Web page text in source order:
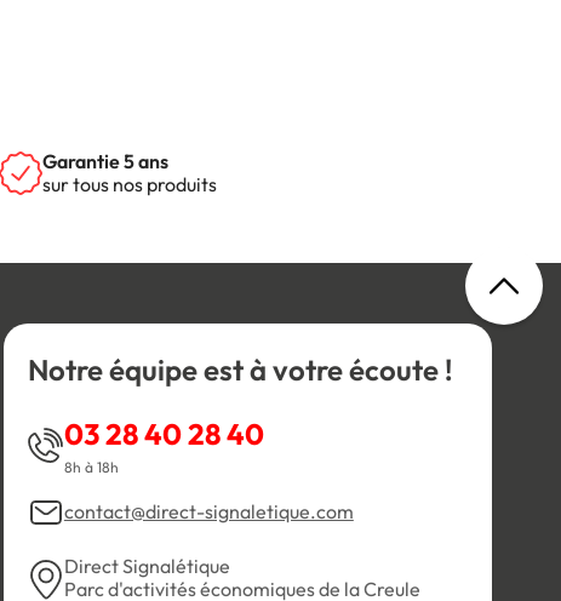
Garantie 5 ans
sur tous nos produits
Notre équipe est à votre écoute !
03 28 40 28 40
8h à 18h
contact@direct-signaletique.com
Direct Signalétique
Parc d'activités économiques de la Creule